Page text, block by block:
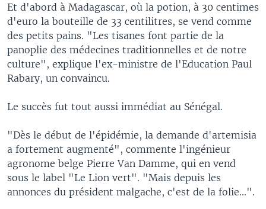
Et d'abord à Madagascar, où la potion, à 30 centimes
d'euro la bouteille de 33 centilitres, se vend comme
des petits pains. "Les tisanes font partie de la
panoplie des médecines traditionnelles et de notre
culture", explique l'ex-ministre de l'Education Paul
Rabary, un convaincu.
Le succès fut tout aussi immédiat au Sénégal.
"Dès le début de l'épidémie, la demande d'artemisia
a fortement augmenté", commente l'ingénieur
agronome belge Pierre Van Damme, qui en vend
sous le label "Le Lion vert". "Mais depuis les
annonces du président malgache, c'est de la folie...".